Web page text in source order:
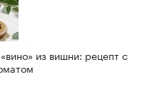
из вишни: рецепт с